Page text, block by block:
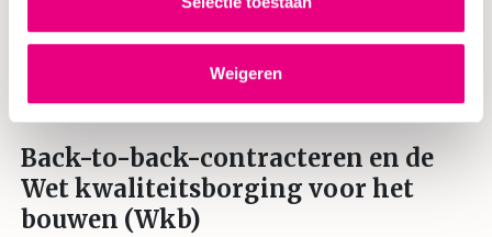
Weigeren
Houd rekening met nationale verschillen in wetgeving
rondom onderwerpen zoals pay-when-paid clausules of
Back-to-back-contracteren en de
Wet kwaliteitsborging voor het
bouwen (Wkb)